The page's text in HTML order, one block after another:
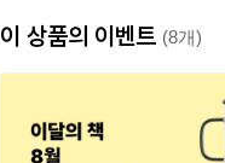
이 상품의 이벤트 (8개)